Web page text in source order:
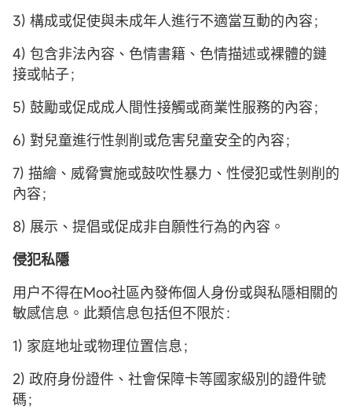
3) 構成或促使與未成年人進行不適當互動的內容；
4) 包含非法內容、色情書籍、色情描述或裸體的鏈
接或帖子；
5) 鼓勵或促成成人間性接觸或商業性服務的內容；
6) 對兒童進行性剝削或危害兒童安全的內容；
7) 描繪、威脅實施或鼓吹性暴力、性侵犯或性剝削的
內容；
8) 展示、提倡或促成非自願性行為的內容。
侵犯私隱
用户不得在Moo社區內發佈個人身份或與私隱相關的
敏感信息。此類信息包括但不限於：
1) 家庭地址或物理位置信息；
2) 政府身份證件、社會保障卡等國家級別的證件號
碼；